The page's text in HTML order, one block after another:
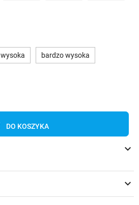
wysoka bardzo wysoka
DO KOSZYKA
keyboard_arrow_down
keyboard_arrow_down